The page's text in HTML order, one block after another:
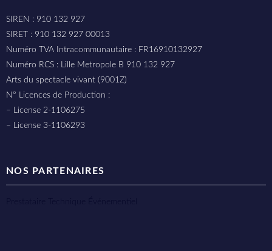
SIREN : 910 132 927
SIRET : 910 132 927 00013
Numéro TVA Intracommunautaire : FR16910132927
Numéro RCS : Lille Metropole B 910 132 927
Arts du spectacle vivant (9001Z)
N° Licences de Production :
– License 2-1106275
– License 3-1106293
NOS PARTENAIRES